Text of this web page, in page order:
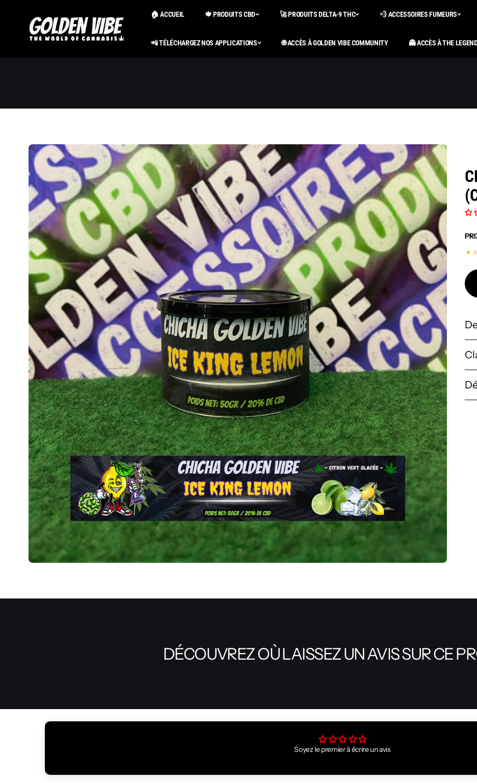
contenu
🏠 ACCUEIL 🍁 PRODUITS CBD 🚀 PRODUITS DELTA-9 THC 💨 ACCESSOIRES FUMEURS
📲 TÉLÉCHARGEZ NOS APPLICATIONS 🌐 ACCÈS À GOLDEN VIBE COMMUNITY 👻 ACCÈS À THE
DÉCOUVREZ OÙ LAISSEZ UN AVIS SUR CE
Soyez le premier à écrire un avis